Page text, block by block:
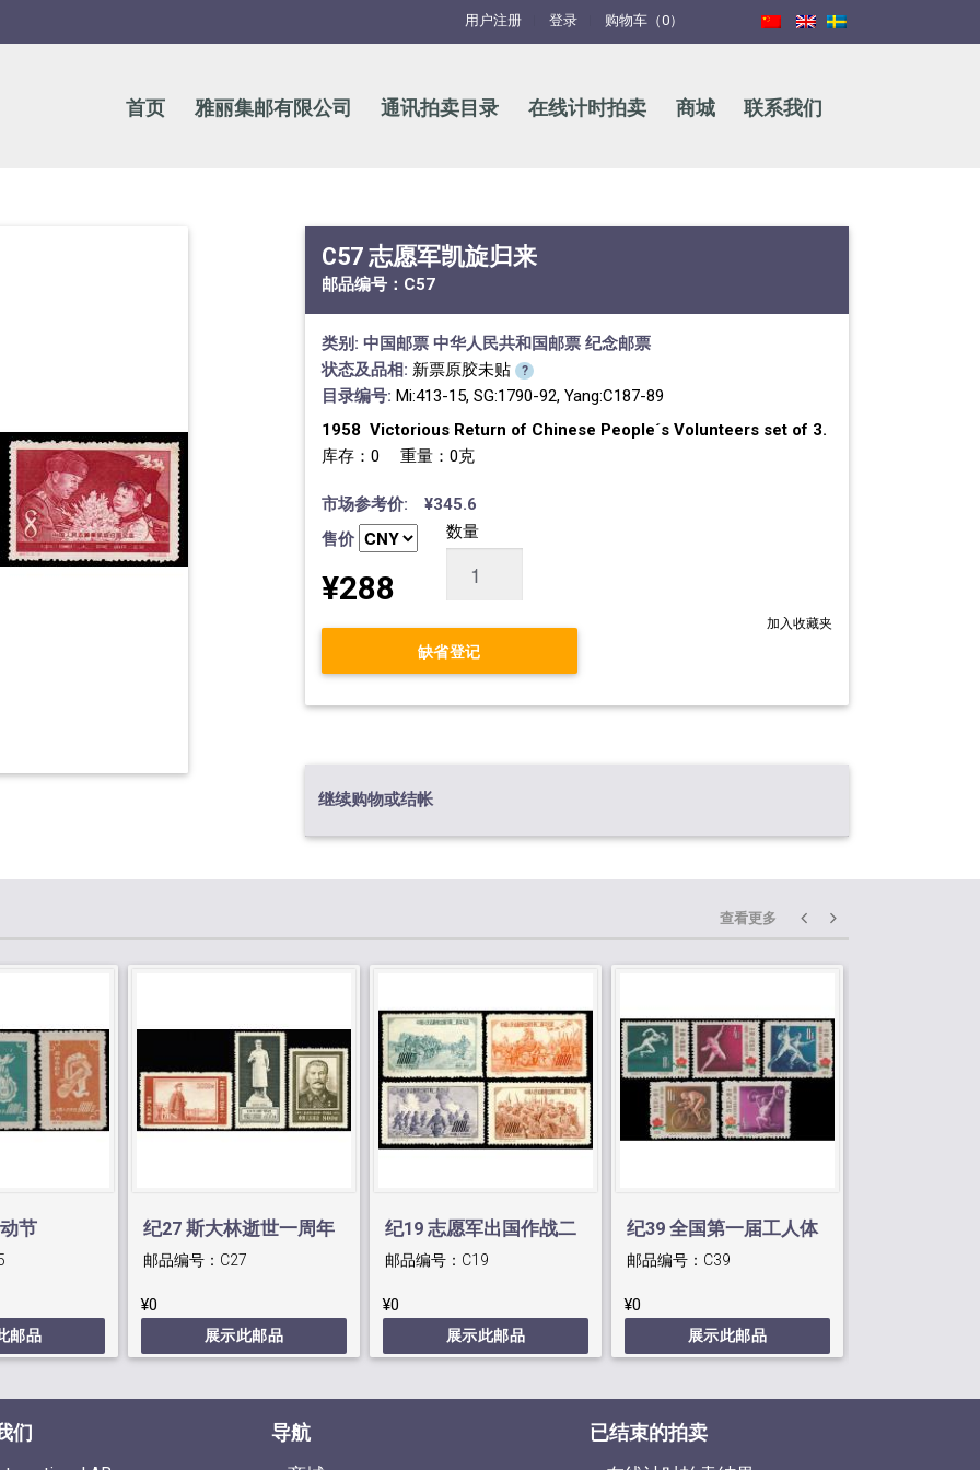
用户注册 登录 购物车（0）
首页 雅丽集邮有限公司 通讯拍卖目录 在线计时拍卖 商城 联系我们
C57 志愿军凯旋归来
邮品编号： C57
类别: 中国邮票 中华人民共和国邮票 纪念邮票
状态及品相: 新票原胶未贴 ?
目录编号: Mi:413-15, SG:1790-92, Yang:C187-89
1958 Victorious Return of Chinese People´s Volunteers set of 3.
库存：0 重量：0克
市场参考价: ¥345.6
售价
¥288
数量
缺省登记
加入收藏夹
继续购物或结帐
查看更多
节
邮品
纪27 斯大林逝世一周年
纪念
邮品编号： C27
¥0
展示此邮品
纪19 志愿军出国作战二
周年纪念
邮品编号： C19
¥0
展示此邮品
纪39 全国第一届工人体
育运动会
邮品编号： C39
¥0
展示此邮品
们 导航 已结束的拍卖